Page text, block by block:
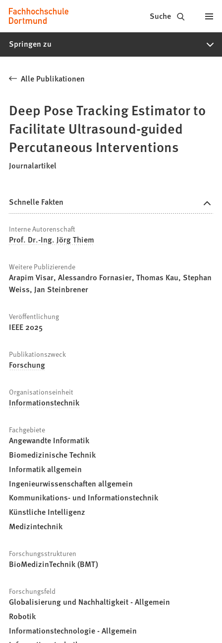
Inhalt anspringen
Fachhochschule
Dortmund
-
Studiengänge,
Bewerbung
Suche
Springen zu
Alle Publikationen
Deep Pose Tracking Estimator to
Facilitate Ultrasound-guided
Percutaneous Interventions
Journalartikel
Schnelle Fakten
Interne Autorenschaft
Prof. Dr.-Ing. Jörg Thiem
Weitere Publizierende
Arapim Visar, Alessandro Fornasier, Thomas Kau, Stephan
Weiss, Jan Steinbrener
Veröffentlichung
IEEE 2025
Publikationszweck
Forschung
Organisationseinheit
Informationstechnik
Fachgebiete
Angewandte Informatik
Biomedizinische Technik
Informatik allgemein
Ingenieurwissenschaften allgemein
Kommunikations- und Informationstechnik
Künstliche Intelligenz
Medizintechnik
Forschungsstrukturen
BioMedizinTechnik (BMT)
Forschungsfeld
Globalisierung und Nachhaltigkeit - Allgemein
Robotik
Informationstechnologie - Allgemein